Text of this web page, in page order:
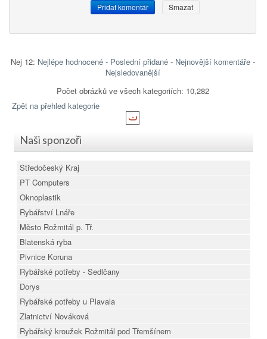
Nej 12: Nejlépe hodnocené- Poslední přidané- Nejnovější komentáře-
Nejsledovanější
Počet obrázků ve všech kategoriích: 10,282
Zpět na přehled kategorie
Naši sponzoři
Středočeský Kraj
PT Computers
Oknoplastik
Rybářství Lnáře
Město Rožmitál p. Tř.
Blatenská ryba
Pivnice Koruna
Rybářské potřeby - Sedlčany
Dorys
Rybářské potřeby u Plavala
Zlatnictví Nováková
Rybářský kroužek Rožmitál pod Třemšínem